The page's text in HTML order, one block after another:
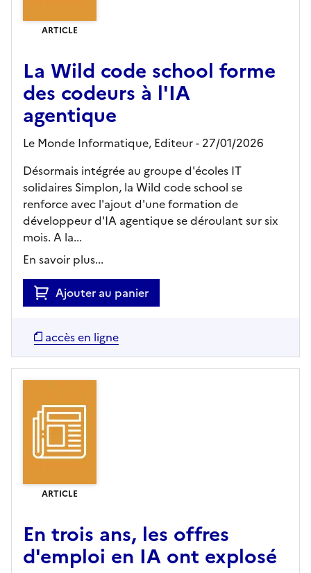
ARTICLE
La Wild code school forme
des codeurs à l'IA
agentique
Le Monde Informatique, Editeur- 27/01/2026
Désormais intégrée au groupe d'écoles IT
solidaires Simplon, la Wild code school se
renforce avec l'ajout d'une formation de
développeur d'IA agentique se déroulant sur six
mois. A la...
En savoir plus...
Ajouter au panier
accès en ligne
ARTICLE
En trois ans, les offres
d'emploi en IA ont explosé